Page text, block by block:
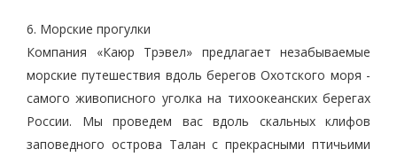
6. Морские прогулки
Компания «Каюр Трэвел» предлагает незабываемые
морские путешествия вдоль берегов Охотского моря -
самого живописного уголка на тихоокеанских берегах
России. Мы проведем вас вдоль скальных клифов
заповедного острова Талан с прекрасными птичьими